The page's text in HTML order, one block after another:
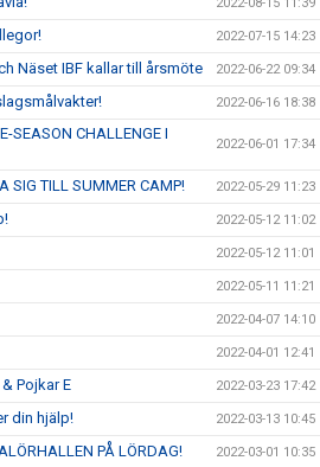
2022-07-15 14:23
Näset IBF kallar till årsmöte 2022-06-22 09:34
2022-06-16 18:38
SEASON CHALLENGE I
2022-06-01 17:34
SIG TILL SUMMER CAMP! 2022-05-29 11:23
2022-05-12 11:02
2022-05-12 11:01
2022-05-11 11:21
2022-04-07 14:10
2022-04-01 12:41
Pojkar E 2022-03-23 17:42
din hjälp! 2022-03-13 10:45
PÅ LÖRDAG! 2022-03-01 10:35